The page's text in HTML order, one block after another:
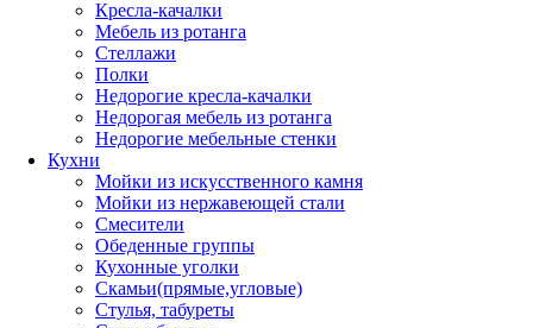
Кресла-качалки
Мебель из ротанга
Стеллажи
Полки
Недорогие кресла-качалки
Недорогая мебель из ротанга
Недорогие мебельные стенки
Кухни
Мойки из искусственного камня
Мойки из нержавеющей стали
Смесители
Обеденные группы
Кухонные уголки
Скамьи(прямые,угловые)
Стулья, табуреты